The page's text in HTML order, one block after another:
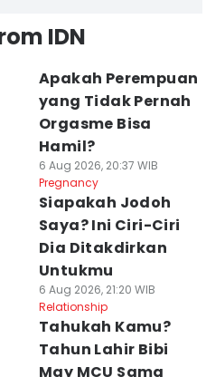
IDN
Apakah Perempuan
yang Tidak Pernah
Orgasme Bisa
Hamil?
6 Aug 2026, 20:37 WIB
Pregnancy
Siapakah Jodoh
Saya? Ini Ciri-Ciri
Dia Ditakdirkan
Untukmu
6 Aug 2026, 21:20 WIB
Relationship
Tahukah Kamu?
Tahun Lahir Bibi
May MCU Sama